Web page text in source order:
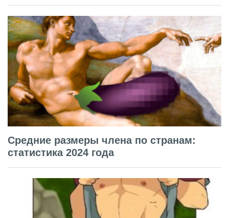
Средние размеры члена по странам:
статистика 2024 года